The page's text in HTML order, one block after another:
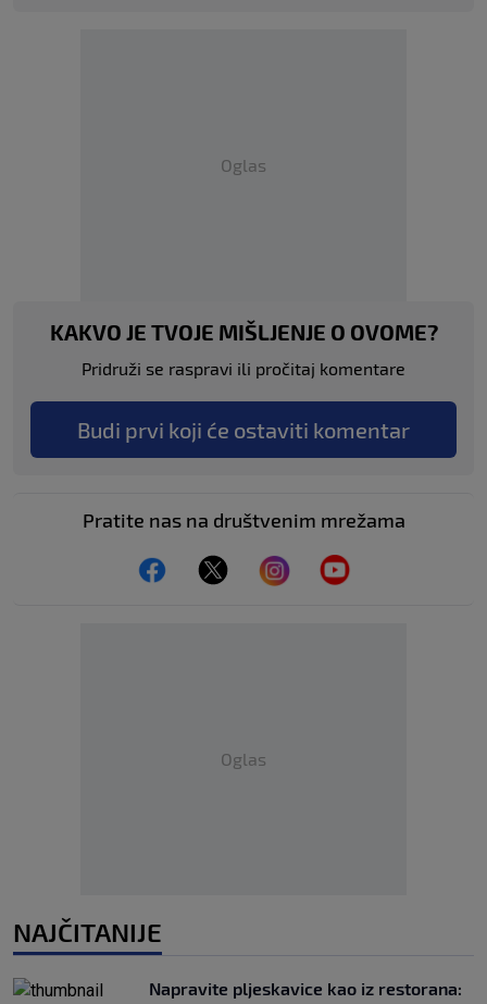
Oglas
KAKVO JE TVOJE MIŠLJENJE O OVOME?
Pridruži se raspravi ili pročitaj komentare
Budi prvi koji će ostaviti komentar
Pratite nas na društvenim mrežama
Oglas
NAJČITANIJE
Napravite pljeskavice kao iz restorana: